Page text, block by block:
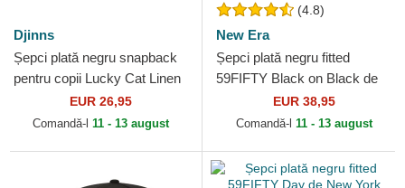
Djinns
Șepci plată negru snapback
pentru copii Lucky Cat Linen
Rev de DjinnsEUR 26,95
Comandă-l 11 - 13 august
(4.8)
New Era
Șepci plată negru fitted
59FIFTY Black on Black de
New York Yankees MLB de
New Era
EUR 38,95
Comandă-l 11 - 13 august